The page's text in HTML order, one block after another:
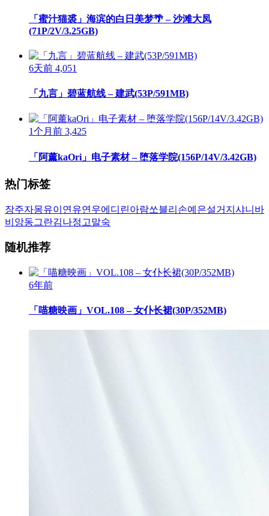
「蜜汁猫裘」海滨的白日美梦🌴 – 沙滩大凤
(71P/2V/3.25GB)
6天前 4,051
「九言」碧蓝航线 – 建武(53P/591MB)
1个月前 3,425
「阿薰kaOri」电子素材 – 堕落学院(156P/14V/3.42GB)
热门标签
장주자몽유이 연유연우에디린아람쏘블리 손예은설거지 샤니 바
비앙동그란김나정 고말숙
随机推荐
6年前
「喵糖映画」VOL.108 – 女仆长裙(30P/352MB)